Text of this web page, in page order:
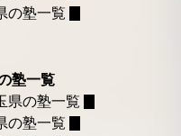
の塾一覧
塾一覧
県の塾一覧
の塾一覧